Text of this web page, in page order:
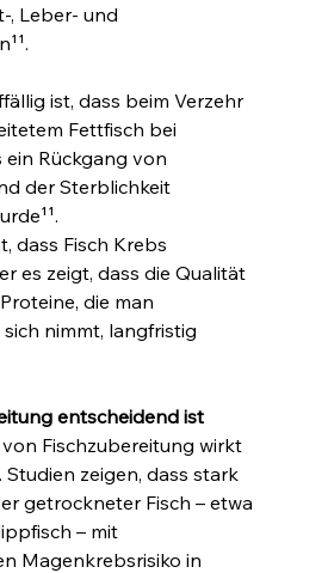
, Leber- und
ist, dass beim Verzehr
Fettfisch bei
Rückgang von
der Sterblichkeit
dass Fisch Krebs
es zeigt, dass die Qualität
die man
nimmt, langfristig
entscheidend ist
Fischzubereitung wirkt
zeigen, dass stark
getrockneter Fisch – etwa
– mit
Magenkrebsrisiko in